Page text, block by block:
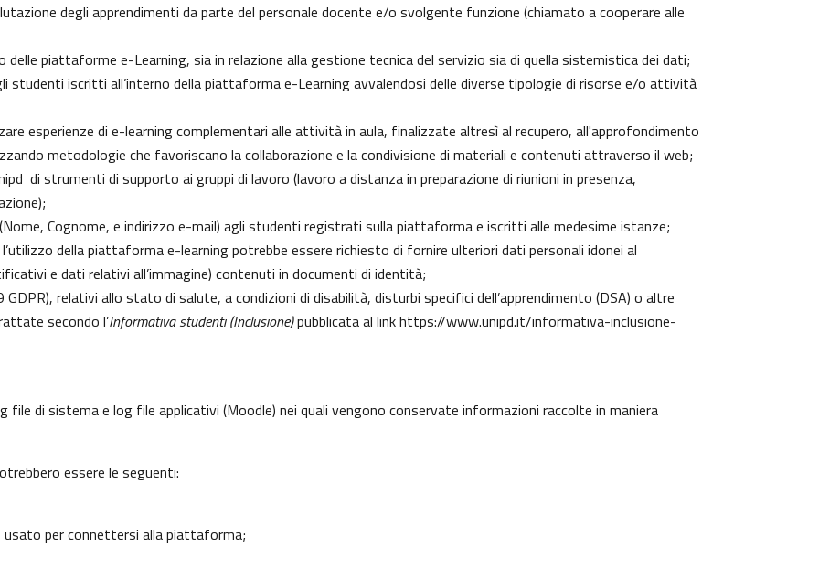
degli apprendimenti da parte del personale docente e/o svolgente funzione (chiamato a cooperare alle
piattaforme e-Learning, sia in relazione alla gestione tecnica del servizio sia di quella sistemistica dei dati;
studenti iscritti all’interno della piattaforma e-Learning avvalendosi delle diverse tipologie di risorse e/o attività
esperienze di e-learning complementari alle attività in aula, finalizzate altresì al recupero, all'approfondimento
metodologie che favoriscano la collaborazione e la condivisione di materiali e contenuti attraverso il web;
di strumenti di supporto ai gruppi di lavoro (lavoro a distanza in preparazione di riunioni in presenza,
Cognome, e indirizzo e-mail) agli studenti registrati sulla piattaforma e iscritti alle medesime istanze;
della piattaforma e-learning potrebbe essere richiesto di fornire ulteriori dati personali idonei al
e dati relativi all’immagine) contenuti in documenti di identità;
relativi allo stato di salute, a condizioni di disabilità, disturbi specifici dell’apprendimento (DSA) o altre
secondo l’Informativa studenti (Inclusione)pubblicata al linkhttps://www.unipd.it/informativa-inclusione-
di sistema e log file applicativi (Moodle) nei quali vengono conservate informazioni raccolte in maniera
essere le seguenti:
per connettersi alla piattaforma;